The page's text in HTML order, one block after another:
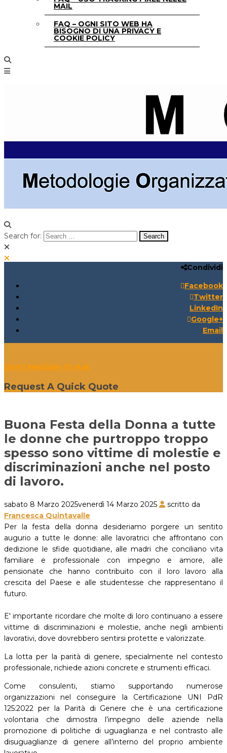
MAIL
FAQ – OGNI SITO WEB HA
BISOGNO DI UNA PRIVACY E
COOKIE POLICY
Search for:
Condividi
Facebook
Twitter
LinkedIn
Google+
Email
Don't Hesitate To Ask
Request A Quick Quote
Buona Festa della Donna a tutte
le donne che purtroppo troppo
spesso sono vittime di molestie e
discriminazioni anche nel posto
di lavoro.
sabato 8 Marzo 2025venerdì 14 Marzo 2025
scritto da
Francesca Quintavalle
Per la festa della donna desideriamo porgere un sentito
augurio a tutte le donne: alle lavoratrici che affrontano con
dedizione le sfide quotidiane, alle madri che conciliano vita
familiare e professionale con impegno e amore, alle
pensionate che hanno contribuito con il loro lavoro alla
crescita del Paese e alle studentesse che rappresentano il
futuro.
E' importante ricordare che molte di loro continuano a essere
vittime di discriminazioni e molestie, anche negli ambienti
lavorativi, dove dovrebbero sentirsi protette e valorizzate.
La lotta per la parità di genere, specialmente nel contesto
professionale, richiede azioni concrete e strumenti efficaci.
Come consulenti, stiamo supportando numerose
organizzazioni nel conseguire la Certificazione UNI PdR
125:2022 per la Parità di Genere che è una certificazione
volontaria che dimostra l’impegno delle aziende nella
promozione di politiche di uguaglianza e nel contrasto alle
disuguaglianze di genere all’interno del proprio ambiente